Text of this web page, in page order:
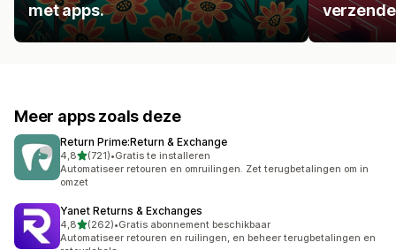
met apps.
Meer apps zoals deze
Return Prime:Return & Exchange
4,8van 5 sterren
(721)
721 recensies in totaal
•Gratis te installeren
Automatiseer retouren en omruilingen. Zet terugbetalingen om in
omzet
Yanet Returns & Exchanges
4,8van 5 sterren
(262)
262 recensies in totaal
•Gratis abonnement beschikbaar
Automatiseer retouren en ruilingen, en beheer terugbetalingen en